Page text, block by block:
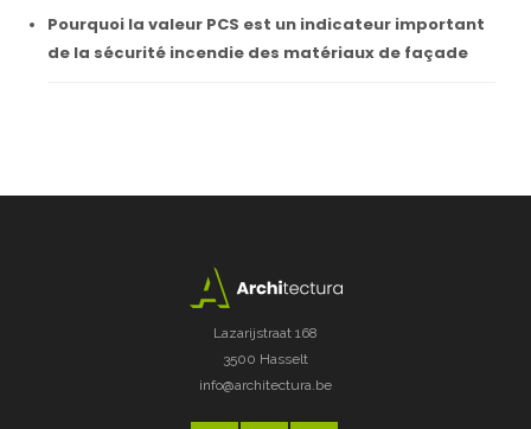
Pourquoi la valeur PCS est un indicateur important
de la sécurité incendie des matériaux de façade
Lazarijstraat 168
3500 Hasselt
info@architectura.be